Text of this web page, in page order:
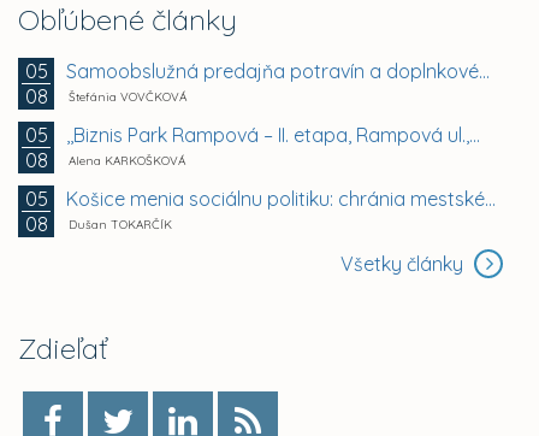
Obľúbené články
05
08
Samoobslužná predajňa potravín a doplnkového tovaru
Štefánia VOVČKOVÁ
05
08
,,Biznis Park Rampová – II. etapa, Rampová ul.,...
Alena KARKOŠKOVÁ
05
08
Košice menia sociálnu politiku: chránia mestské byty...
Dušan TOKARČÍK
Všetky články
Zdieľať